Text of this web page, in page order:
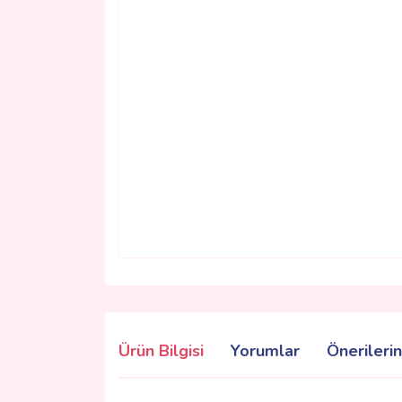
Ürün Bilgisi Yorumlar